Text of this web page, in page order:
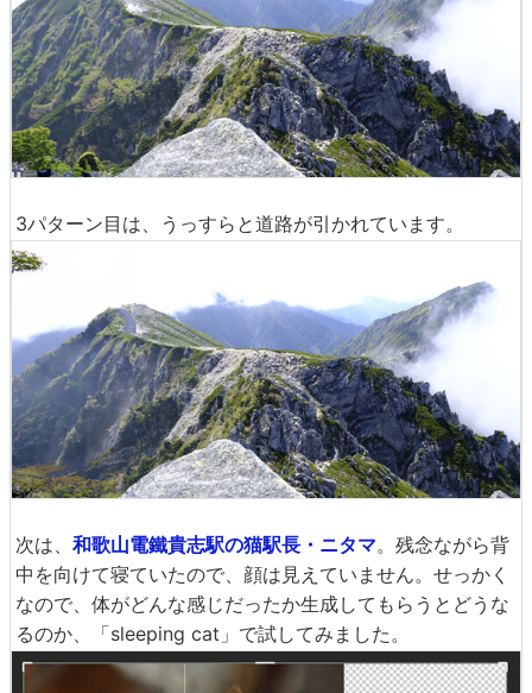
3パターン目は、うっすらと道路が引かれています。
次は、 和歌山電鐵貴志駅の猫駅長・ニタマ。残念ながら背
中を向けて寝ていたので、顔は見えていません。せっかく
なので、体がどんな感じだったか生成してもらうとどうな
るのか、「sleeping cat」で試してみました。